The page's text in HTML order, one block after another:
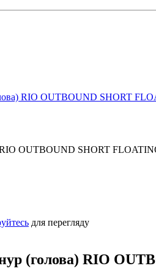
RIO OUTBOUND SHORT
OUTBOUND SHORT
для перегляду
(голова) RIO